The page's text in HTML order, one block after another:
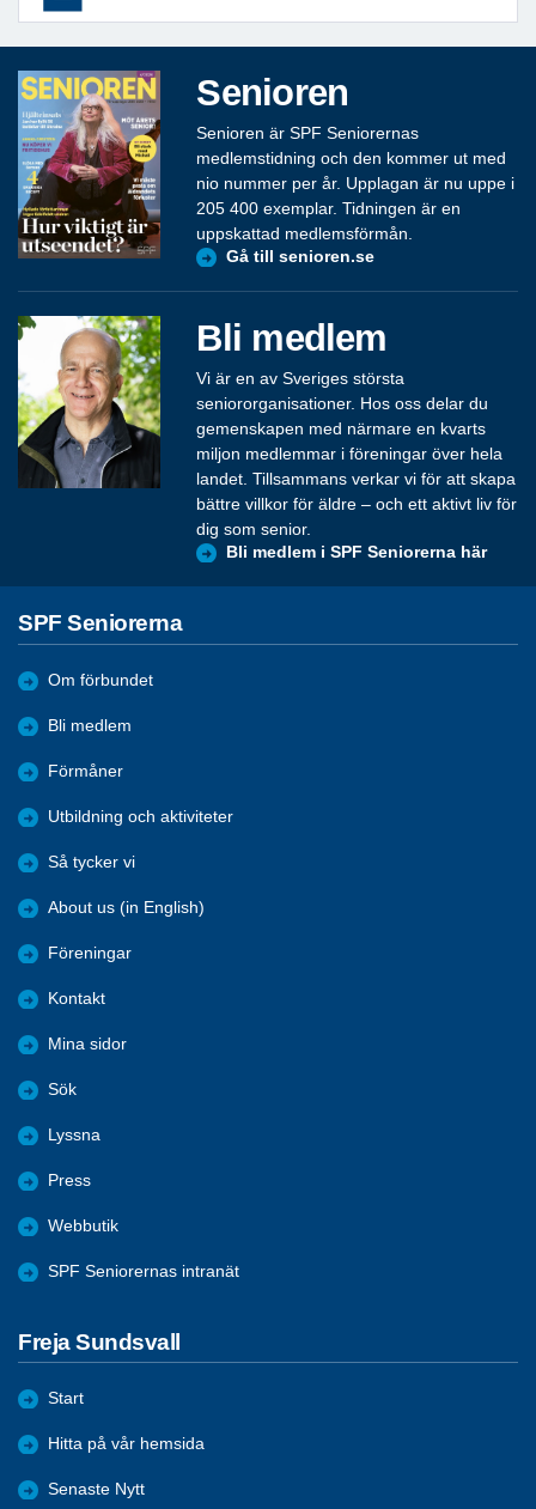
Senioren
Senioren är SPF Seniorernas
medlemstidning och den kommer ut med
nio nummer per år. Upplagan är nu uppe i
205 400 exemplar. Tidningen är en
uppskattad medlemsförmån.
Gå till senioren.se
Bli medlem
Vi är en av Sveriges största
seniororganisationer. Hos oss delar du
gemenskapen med närmare en kvarts
miljon medlemmar i föreningar över hela
landet. Tillsammans verkar vi för att skapa
bättre villkor för äldre – och ett aktivt liv för
dig som senior.
Bli medlem i SPF Seniorerna här
SPF Seniorerna
Om förbundet
Bli medlem
Förmåner
Utbildning och aktiviteter
Så tycker vi
About us (in English)
Föreningar
Kontakt
Mina sidor
Sök
Lyssna
Press
Webbutik
SPF Seniorernas intranät
Freja Sundsvall
Start
Hitta på vår hemsida
Senaste Nytt